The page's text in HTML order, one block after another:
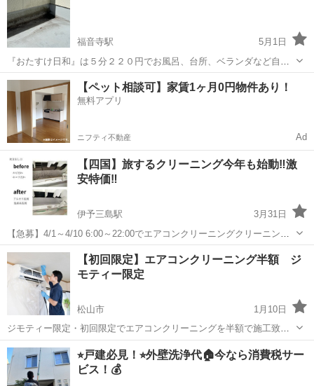
合わせください。 24時...
福音寺駅
5月1日
『おたすけ日和』は５分２２０円でお風呂、台所、ベランダなど自宅
のクリーニングお任せください✨ 日常のちょっとしたお困りごとに対
応します。 【作業実績(例)】 ✅作業時間(６０分)：２，６４０円(税込)
✅出張料...
愛媛 松山市 福音寺駅 その他 御用聞き
【ペット相談可】家賃1ヶ月0円物件あり！
無料アプリ
ニフティ不動産 Ad
【四国】旅するクリーニング今年も始動‼️激
安特価‼️
伊予三島駅
3月31日
【急募】4/1～4/10 6:00～22:00でエアコンクリーニングクリーニング
希望者募集‼️ 今なら激安特価 ノーマル1台6000円 お掃除機能付き1台
11000円 業務用天カセエアコン1台16000円 埋込みエアコン1台...
愛媛 四国中央市 伊予三島駅 エアコン掃除
【初回限定】エアコンクリーニング半額 ジ
モティー限定
松山市
1月10日
ジモティー限定・初回限定でエアコンクリーニングを半額で施工致し
ます✅ 通常タイプ 9900円→4950円半額‼️ お掃除ロボット付き
19800円→9900円半額‼️ 【エアコンクリーニングについて】 ●施工日時
の...
愛媛 松山市 エアコン掃除 半額
⭐︎戸建必見！⭐︎外壁洗浄代🏠今なら消費税サー
ビス！💰